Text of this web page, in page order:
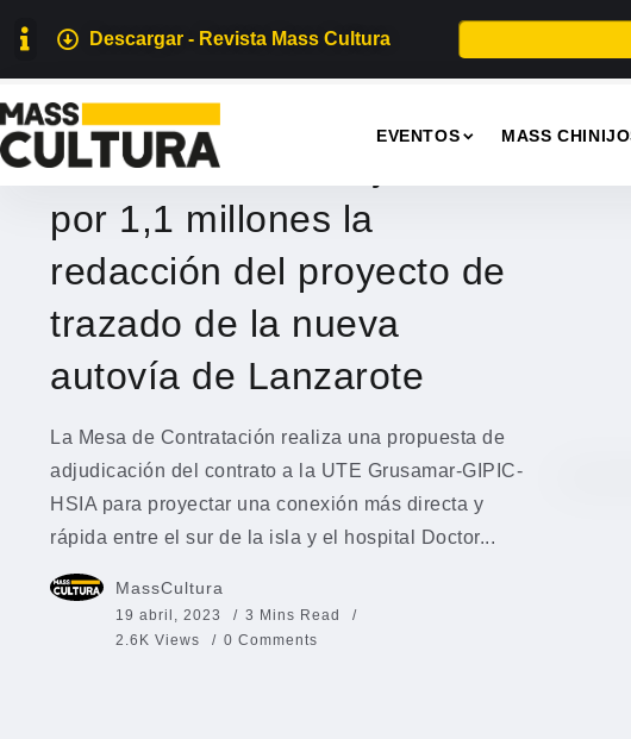
Descargar - Revista Mass Cultura
EVENTOS MASS
EVENTOS
Obras Públicas adjudica
por 1,1 millones la
redacción del proyecto de
trazado de la nueva
autovía de Lanzarote
La Mesa de Contratación realiza una propuesta de
adjudicación del contrato a la UTE Grusamar-GIPIC-
HSIA para proyectar una conexión más directa y
rápida entre el sur de la isla y el hospital Doctor...
MassCultura
19 abril, 2023
3 Mins Read
2.6K Views
0 Comments